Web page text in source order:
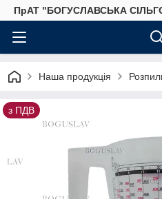
ПрАТ "БОГУСЛАВСЬКА
Наша продукція
з ПДВ